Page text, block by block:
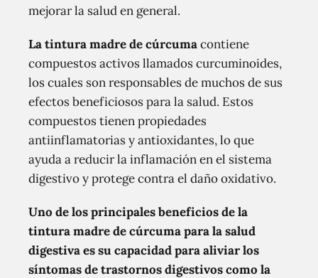
mejorar la salud en general.
La tintura madre de cúrcumacontiene
compuestos activos llamados curcuminoides,
los cuales son responsables de muchos de sus
efectos beneficiosos para la salud. Estos
compuestos tienen propiedades
antiinflamatorias y antioxidantes, lo que
ayuda a reducir la inflamación en el sistema
digestivo y protege contra el daño oxidativo.
Uno de los principales beneficios de la
tintura madre de cúrcuma para la salud
digestiva es su capacidad para aliviar los
síntomas de trastornos digestivos como la